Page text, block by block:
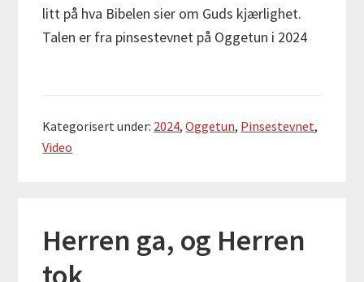
litt på hva Bibelen sier om Guds kjærlighet.
Talen er fra pinsestevnet på Oggetun i 2024
Kategorisert under: 2024,Oggetun, Pinsestevnet,
Video
Herren ga, og Herren